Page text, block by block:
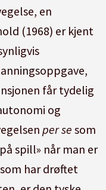
en
(1968) er kjent
får tydelig
og
per se som
spill» når man er
har drøftet